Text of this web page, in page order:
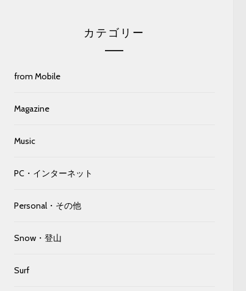
カテゴリー
from Mobile
Magazine
Music
PC・インターネット
Personal・その他
Snow・登山
Surf